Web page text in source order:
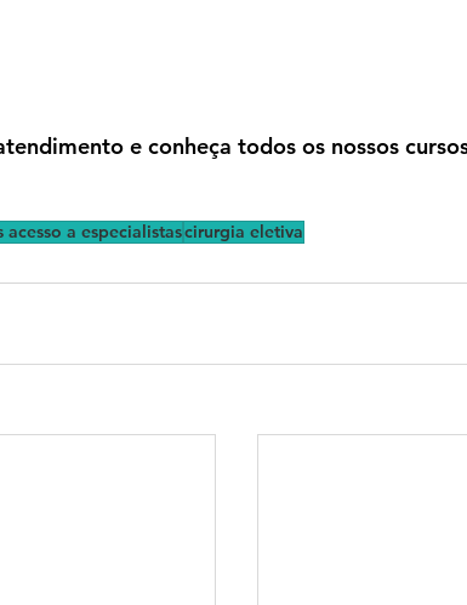
e conheça todos os nossos
acesso a especialistascirurgia eletiva